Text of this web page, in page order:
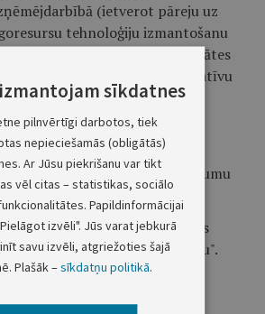
(ietverot pāreju uz
tehnoloģiju izmantošanu
un attīstības aktivitātes
1.2.1.2.i.2. pasākuma "Inovatīvu
izstrāde" (turpmāk -
iesnieguma veidlapas
3. pielikumā "Projektu iesniegumu
piemērošanas metodika";
pielikumā "Līgums par Eiropas
fonda projekta ieviešanu".
informācija par projektu
CFLA tīmekļvietnē:
sīkdatnes
pilnvērtīgi darbotos, tiek
nepieciešamās (obligātās)
Ar Jūsu piekrišanu var tikt
vēl citas – statistikas, sociālo
Papildinformācijai
izvēli". Jūs varat jebkurā
savu izvēli, atgriežoties šajā
Plašāk –sīkdatņu politikā.